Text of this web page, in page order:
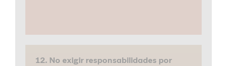
12. No exigir responsabilidades por